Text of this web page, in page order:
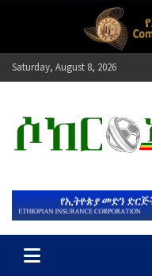
Saturday, August 8, 2026
ሶከር ኢትዮጵያ